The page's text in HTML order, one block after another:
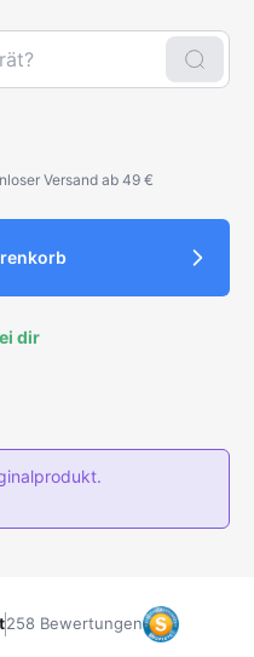
Versand ab 49 €
dir
258 Bewertungen